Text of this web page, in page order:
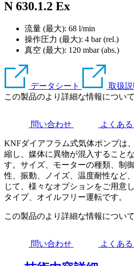
N 630.1.2 Ex
流量 (最大): 68 l/min
操作圧力 (最大): 4 bar (rel.)
真空 (最大): 120 mbar (abs.)
データシート
取扱
この製品のより詳細な情報につい
問い合わせ よくあ
KNFダイアフラム式気体ポンプは
縮し、媒体に異物が混入すること
す。サイズ、モーターの種類、制
性、振動、ノイズ、温度耐性など
じて、様々なオプションをご用意
タイプ、オイルフリー運転です。
この製品のより詳細な情報につい
問い合わせ よくあ